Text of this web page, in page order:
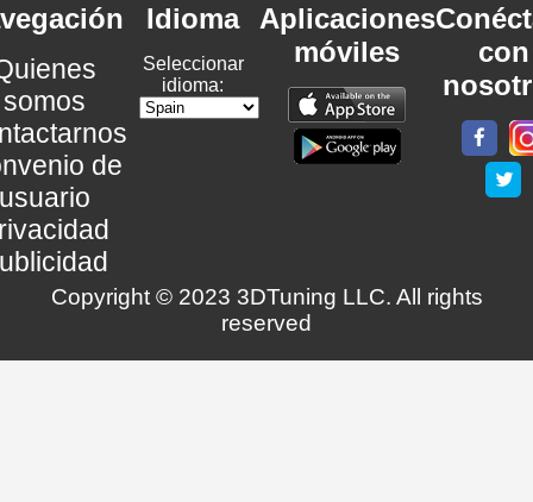
somos
de
Idioma
Seleccionar
idioma:
Aplicaciones
móviles
con
Copyright © 2023 3DTuning LLC. All rights
reserved